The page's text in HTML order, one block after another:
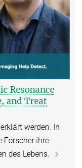
Resonance
and Treat
werden. In
Forscher ihre
des Lebens.